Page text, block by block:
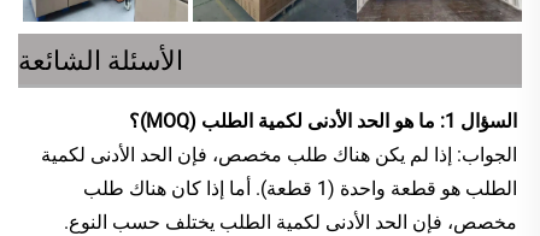
الأسئلة الشائعة
السؤال 1: ما هو الحد الأدنى لكمية الطلب (MOQ)؟
مخصص، فإن الحد الأدنى لكمية الطلب يختلف حسب النوع.